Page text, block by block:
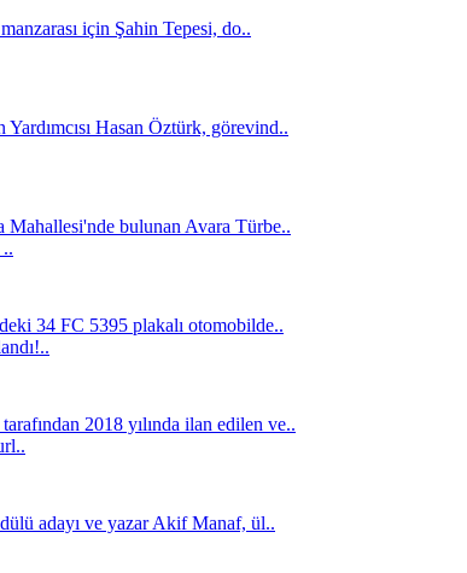
için Şahin Tepesi, do..
Hasan Öztürk, görevind..
bulunan Avara Türbe..
34 FC 5395 plakalı otomobilde..
2018 yılında ilan edilen ve..
adayı ve yazar Akif Manaf, ül..